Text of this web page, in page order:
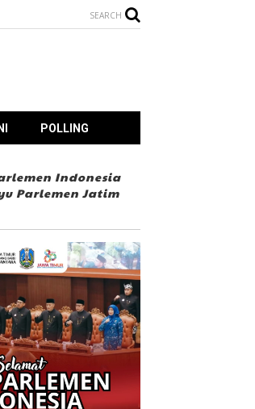
SEARCH
POLLING
Indonesia
Parlemen Jatim